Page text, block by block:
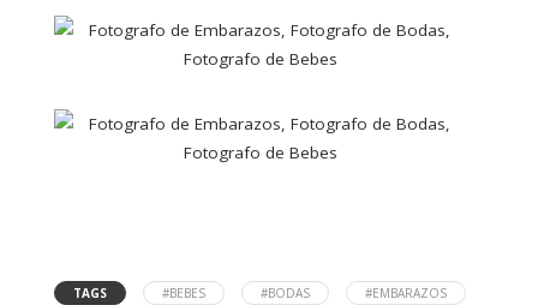
TAGS #BEBES #BODAS
#EMBARAZOS